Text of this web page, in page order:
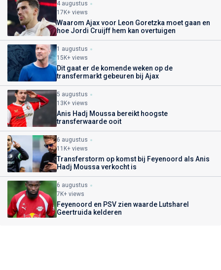
4 augustus
17K+ views
Waarom Ajax voor Leon Goretzka moet gaan en
hoe Jordi Cruijff hem kan overtuigen
1 augustus
15K+ views
Dit gaat er de komende weken op de
transfermarkt gebeuren bij Ajax
5 augustus
13K+ views
Anis Hadj Moussa bereikt hoogste
transferwaarde ooit
6 augustus
11K+ views
Transferstorm op komst bij Feyenoord als Anis
Hadj Moussa verkocht is
6 augustus
7K+ views
Feyenoord en PSV zien waarde Lutsharel
Geertruida kelderen